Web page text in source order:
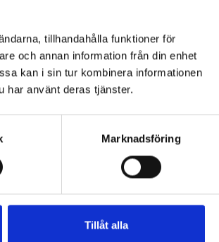
tillhandahålla funktioner för
och annan information från din enhet
kan i sin tur kombinera informationen
har använt deras tjänster.
Marknadsföring
Tillåt alla
equity aktör. Bain står
Läs mer
Supply Chain
Year Data
Vi är väldigt stolta och
att bli tilldelade priset
the Year Data
ch…
Läs mer